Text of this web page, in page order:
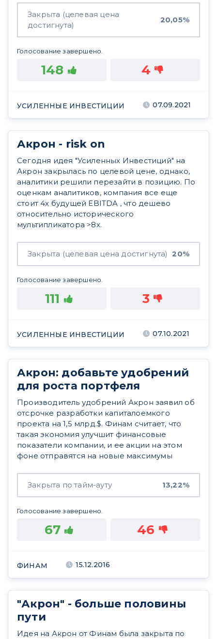
Закрыта (целевая цена
достигнута)
20,05%
Голосование завершено.
148 4
УСИЛЕННЫЕ ИНВЕСТИЦИИ 07.09.2021
Акрон - risk on
Сегодня идея "Усиленных Инвестиций" на
Акрон закрылась по целевой цене, однако,
аналитики решили перезайти в позицию. По
оценкам аналитиков, компания все еще
стоит 4x будущей EBITDA , что дешево
относительно исторического
мультипликатора >8x.
Закрыта (целевая цена достигнута) 20%
Голосование завершено.
111 3
УСИЛЕННЫЕ ИНВЕСТИЦИИ 07.10.2021
Акрон: добавьте удобрений
для роста портфеля
Производитель удобрений Акрон заявил об
отсрочке разработки капиталоемкого
проекта на 1,5 млрд.$. Финам считает, что
такая экономия улучшит финансовые
показатели компании, и ее акции на этом
фоне отправятся на новые максимумы
Закрыта по тайм-ауту 13,22%
Голосование завершено.
67 46
ФИНАМ 15.12.2016
"Акрон" - больше половины
пути
Идея на Акрон от Финам была закрыта по